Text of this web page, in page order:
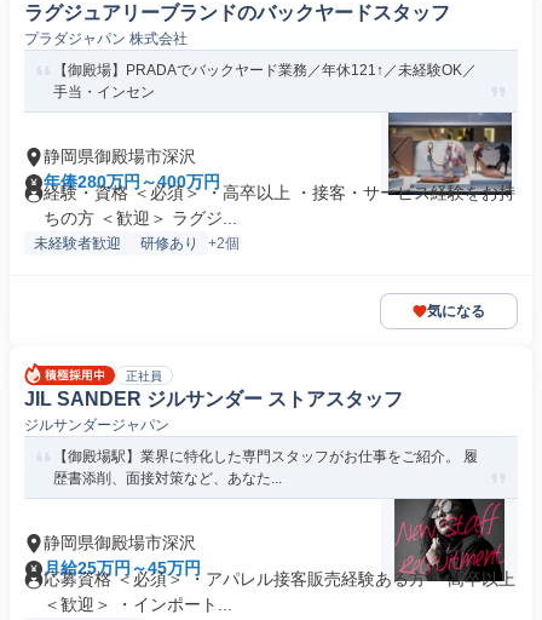
ラグジュアリーブランドのバックヤードスタッフ
プラダジャパン 株式会社
【御殿場】PRADAでバックヤード業務／年休121↑／未経験OK／
手当・インセン
静岡県御殿場市深沢
年俸280万円～400万円
経験・資格 ＜必須＞ ・高卒以上 ・接客・サービス経験をお持
ちの方 ＜歓迎＞ ラグジ...
未経験者歓迎 研修あり +2個
気になる
正社員
JIL SANDER ジルサンダー ストアスタッフ
ジルサンダージャパン
【御殿場駅】業界に特化した専門スタッフがお仕事をご紹介。 履
歴書添削、面接対策など、あなた...
静岡県御殿場市深沢
月給25万円～45万円
応募資格 ＜必須＞ ・アパレル接客販売経験ある方 ・高卒以上
＜歓迎＞ ・インポート...